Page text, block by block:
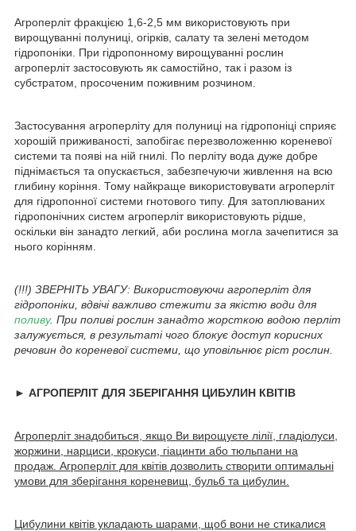
Агроперліт фракцією 1,6-2,5 мм використовують при
вирощуванні полуниці, огірків, салату та зелені методом
гідропоніки. При гідропонному вирощуванні рослин
агроперліт застосовують як самостійно, так і разом із
субстратом, просоченим поживним розчином.
Застосування агроперліту для полуниці на гідропоніці сприяє
хорошій приживаності, запобігає перезволоженню кореневої
системи та появі на ній гнилі. По перліту вода дуже добре
піднімається та опускається, забезпечуючи живлення на всю
глибину коріння. Тому найкраще використовувати агроперліт
для гідропонної системи гнотового типу. Для затоплюваних
гідропонічних систем агроперліт використовують рідше,
оскільки він занадто легкий, аби рослина могла зачепитися за
нього корінням.
(!!!) ЗВЕРНІТЬ УВАГУ: Використовуючи агроперліт для
гідропоніки, вдвічі важливо стежити за якістю води для
поливу. При поливі рослин занадто жорсткою водою перліт
залужується, в результаті чого блокує доступ корисних
речовин до кореневої системи, що уповільнює ріст рослин.
► АГРОПЕРЛІТ ДЛЯ ЗБЕРІГАННЯ ЦИБУЛИН КВІТІВ
Агроперліт знадобиться, якщо Ви вирощуєте лілії, гладіолуси,
жоржини, нарциси, крокуси, гіацинти або тюльпани на
продаж. Агроперліт для квітів дозволить створити оптимальні
умови для зберігання кореневищ, бульб та цибулин.
Цибулини квітів укладають шарами, щоб вони не стикалися